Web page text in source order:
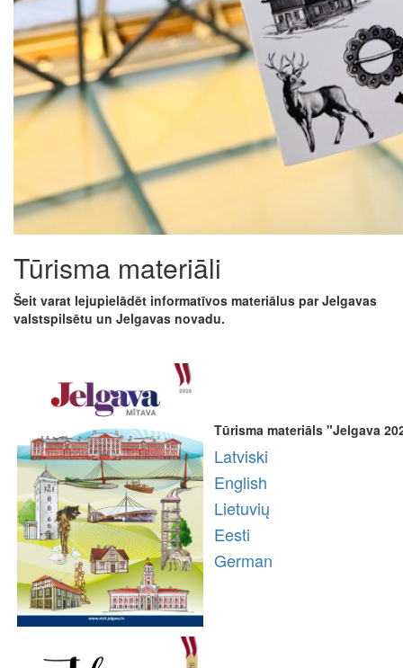
Tūrisma materiāli
Šeit varat lejupielādēt informatīvos materiālus par Jelgavas
valstspilsētu un Jelgavas novadu.
Tūrisma materiāls "Jelgava
Latviski
English
Lietuvių
Eesti
German